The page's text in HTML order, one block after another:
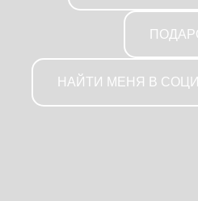
НАЙТИ МЕНЯ В